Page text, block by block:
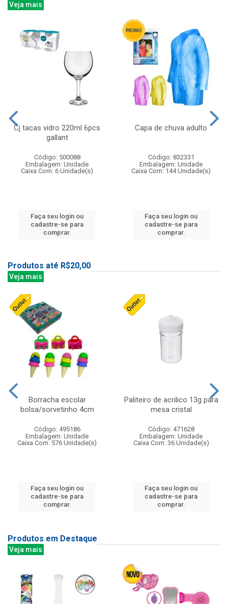
Veja mais
Cj tacas vidro 220ml 6pcs
gallant
Código: 500088
Embalagem: Unidade
Caixa Com: 6 Unidade(s)
Faça seu login ou
cadastre-se para
comprar.
Capa de chuva adulto
Código: 832331
Embalagem: Unidade
Caixa Com: 144 Unidade(s)
Faça seu login ou
cadastre-se para
comprar.
Produtos até R$20,00
Veja mais
Borracha escolar
bolsa/sorvetinho 4cm
Código: 495186
Embalagem: Unidade
Caixa Com: 576 Unidade(s)
Faça seu login ou
cadastre-se para
comprar.
Paliteiro de acrilico 13g para
mesa cristal
Código: 471628
Embalagem: Unidade
Caixa Com: 36 Unidade(s)
Faça seu login ou
cadastre-se para
comprar.
Produtos em Destaque
Veja mais